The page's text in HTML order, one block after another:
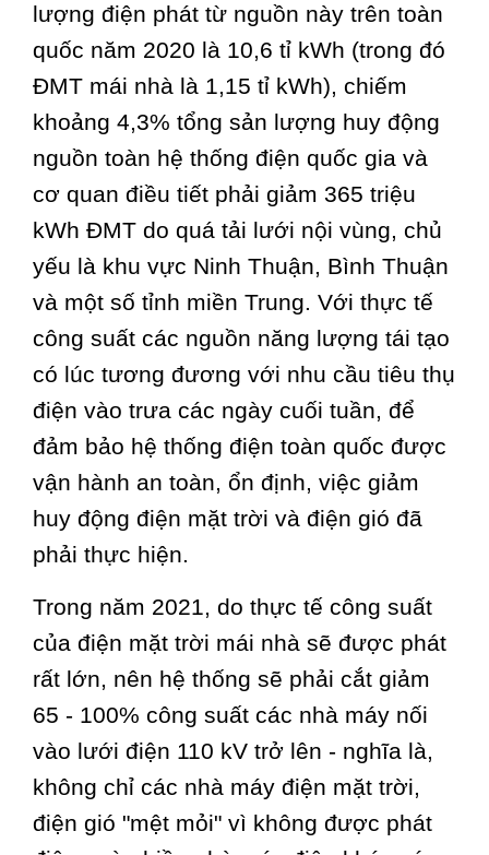
lượng điện phát từ nguồn này trên toàn
quốc năm 2020 là 10,6 tỉ kWh (trong đó
ĐMT mái nhà là 1,15 tỉ kWh), chiếm
khoảng 4,3% tổng sản lượng huy động
nguồn toàn hệ thống điện quốc gia và
cơ quan điều tiết phải giảm 365 triệu
kWh ĐMT do quá tải lưới nội vùng, chủ
yếu là khu vực Ninh Thuận, Bình Thuận
và một số tỉnh miền Trung. Với thực tế
công suất các nguồn năng lượng tái tạo
có lúc tương đương với nhu cầu tiêu thụ
điện vào trưa các ngày cuối tuần, để
đảm bảo hệ thống điện toàn quốc được
vận hành an toàn, ổn định, việc giảm
huy động điện mặt trời và điện gió đã
phải thực hiện.
Trong năm 2021, do thực tế công suất
của điện mặt trời mái nhà sẽ được phát
rất lớn, nên hệ thống sẽ phải cắt giảm
65 - 100% công suất các nhà máy nối
vào lưới điện 110 kV trở lên - nghĩa là,
không chỉ các nhà máy điện mặt trời,
điện gió "mệt mỏi" vì không được phát